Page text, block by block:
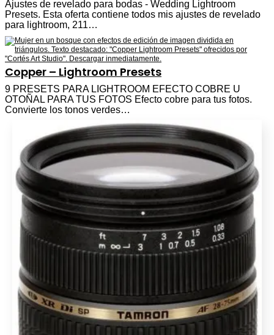
Ajustes de revelado para bodas - Wedding Lightroom
Presets. Esta oferta contiene todos mis ajustes de revelado
para lightroom, 211…
Copper – Lightroom Presets
9 PRESETS PARA LIGHTROOM EFECTO COBRE U
OTOÑAL PARA TUS FOTOS Efecto cobre para tus fotos.
Convierte los tonos verdes…